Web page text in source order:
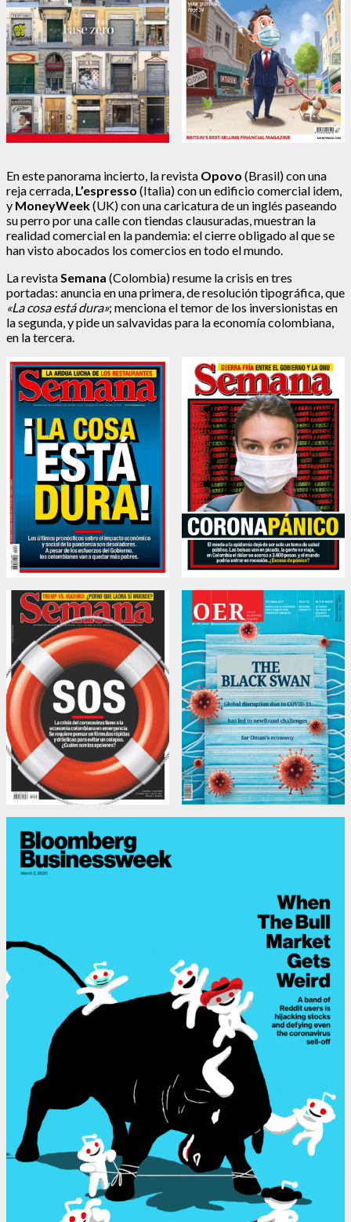
En este panorama incierto, la revista Opovo (Brasil) con una
reja cerrada, L’espresso (Italia) con un edificio comercial idem,
y MoneyWeek(UK) con una caricatura de un inglés paseando
su perro por una calle con tiendas clausuradas, muestran la
realidad comercial en la pandemia: el cierre obligado al que se
han visto abocados los comercios en todo el mundo.
La revistaSemana (Colombia) resume la crisis en tres
portadas: anuncia en una primera, de resolución tipográfica, que
«La cosa está dura»; menciona el temor de los inversionistas en
la segunda, y pide un salvavidas para la economía colombiana,
en la tercera.